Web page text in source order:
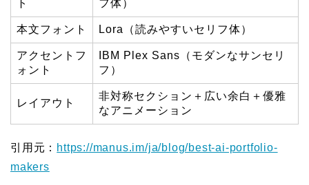
ト フ体）
本文フォント Lora（読みやすいセリフ体）
アクセントフ
ォント
IBM Plex Sans（モダンなサンセリ
フ）
レイアウト
非対称セクション＋広い余白＋優雅
なアニメーション
引用元： https://manus.im/ja/blog/best-ai-portfolio-
makers